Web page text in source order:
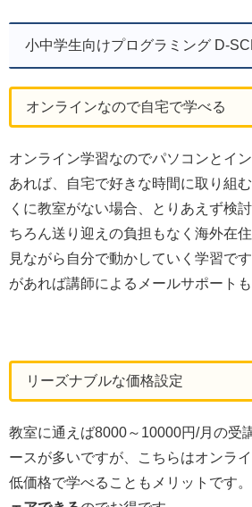
小中学生向けプログラミング D-
オンラインなので自宅で学べる
オンライン学習なのでパソコンとイ
あれば、自宅で好きな時間に取り組
くに教室がない場合、とりあえず検
ちろん送り迎えの負担もなく海外在
見ながら自分で動かしていく学習で
があれば講師によるメールサポートも
リーズナブルな価格設定
教室に通えば8000～10000円/月の受
ースが多いですが、こちらはオンラ
低価格で学べることもメリットです。